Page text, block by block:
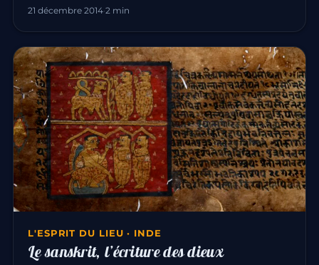
21 décembre 2014·2 min
L'ESPRIT DU LIEU · INDE
Le sanskrit, l’écriture des dieux